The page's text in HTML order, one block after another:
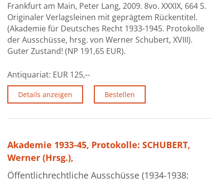
Frankfurt am Main, Peter Lang, 2009. 8vo. XXXIX, 664 S.
Originaler Verlagsleinen mit geprägtem Rückentitel.
(Akademie für Deutsches Recht 1933-1945. Protokolle
der Ausschüsse, hrsg. von Werner Schubert, XVIII).
Guter Zustand! (NP 191,65 EUR).
Antiquariat: EUR 125,--
Details anzeigen Bestellen
Akademie 1933-45, Protokolle: SCHUBERT,
Werner (Hrsg.),
Öffentlichrechtliche Ausschüsse (1934-1938: